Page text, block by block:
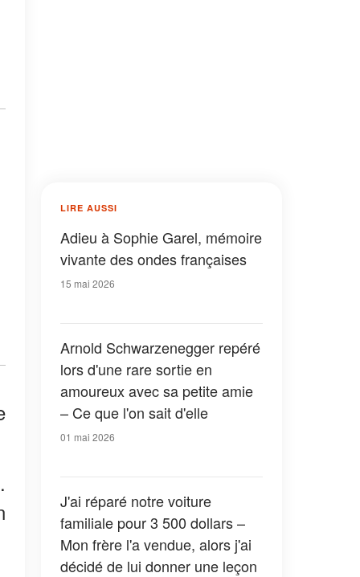
LIRE AUSSI
Adieu à Sophie Garel, mémoire
vivante des ondes françaises
15 mai 2026
Arnold Schwarzenegger repéré
lors d'une rare sortie en
amoureux avec sa petite amie
– Ce que l'on sait d'elle
01 mai 2026
J'ai réparé notre voiture
familiale pour 3 500 dollars –
Mon frère l'a vendue, alors j'ai
décidé de lui donner une leçon